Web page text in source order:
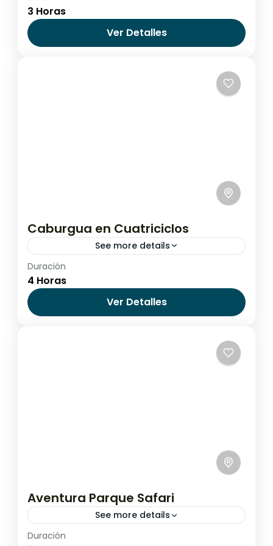
Chile,Pucón - Villarrica
3 Horas
Ver Detalles
Caburgua en Cuatriciclos
See more details
Pucón
Duración
4 Horas
Ver Detalles
Aventura Parque Safari
See more details
¿Estás en busca de una aventura extrema?
Duración